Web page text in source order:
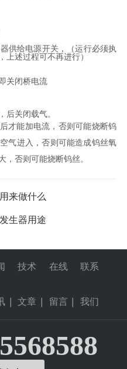
供给电源开关，（运行必须执
上述过程可不再进行）
关闭桥电流
后关闭载气。
才能加电流，否则可能烧断钨
气进入，否则可能造成钨丝氧
，否则可能烧断钨丝。
来做什么
生器用途
技术
文章
在线
留言
联系
我们